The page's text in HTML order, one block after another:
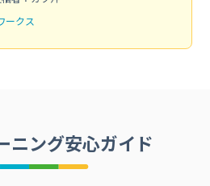
ークス
ニング安心ガイド